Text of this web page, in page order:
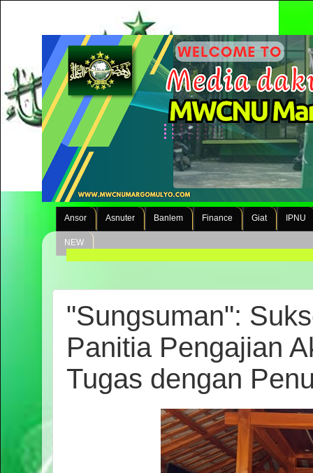
Ansor Asnuter Banlem Finance Giat IPNU
NEW
"Sungsuman":
Panitia Pengajian
Tugas dengan